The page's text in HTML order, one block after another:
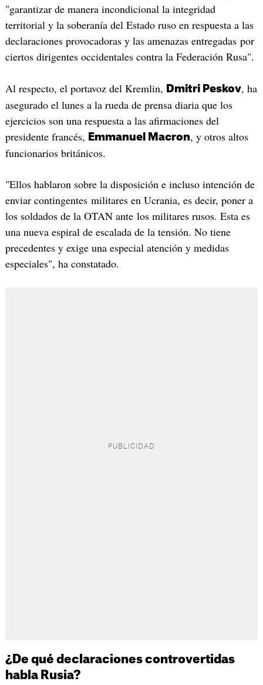
"garantizar de manera incondicional la integridad
territorial y la soberanía del Estado ruso en respuesta a las
declaraciones provocadoras y las amenazas entregadas por
ciertos dirigentes occidentales contra la Federación Rusa".
Al respecto, el portavoz del Kremlin, Dmitri Peskov, ha
asegurado el lunes a la rueda de prensa diaria que los
ejercicios son una respuesta a las afirmaciones del
presidente francés,
Emmanuel Macron, y otros altos
funcionarios británicos.
"Ellos hablaron sobre la disposición e incluso intención de
enviar contingentes militares en Ucrania, es decir, poner a
los soldados de la OTAN ante los militares rusos. Esta es
una nueva espiral de escalada de la tensión. No tiene
precedentes y exige una especial atención y medidas
especiales", ha constatado.
¿De qué declaraciones controvertidas
habla Rusia?